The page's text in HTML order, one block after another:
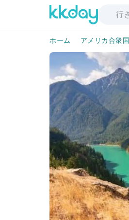
ホーム アメリカ合衆国